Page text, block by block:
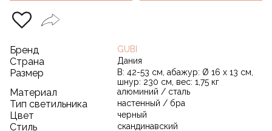
Бренд GUBI
Страна Дания
Размер
В: 42-53 см, абажур: Ø 16 x 13 см,
шнур: 230 см, вес: 1,75 кг
Материал алюминий / сталь
Тип светильника настенный / бра
Цвет черный
Стиль скандинавский